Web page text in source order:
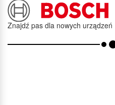
Znajdź pas dla nowych urządzeń